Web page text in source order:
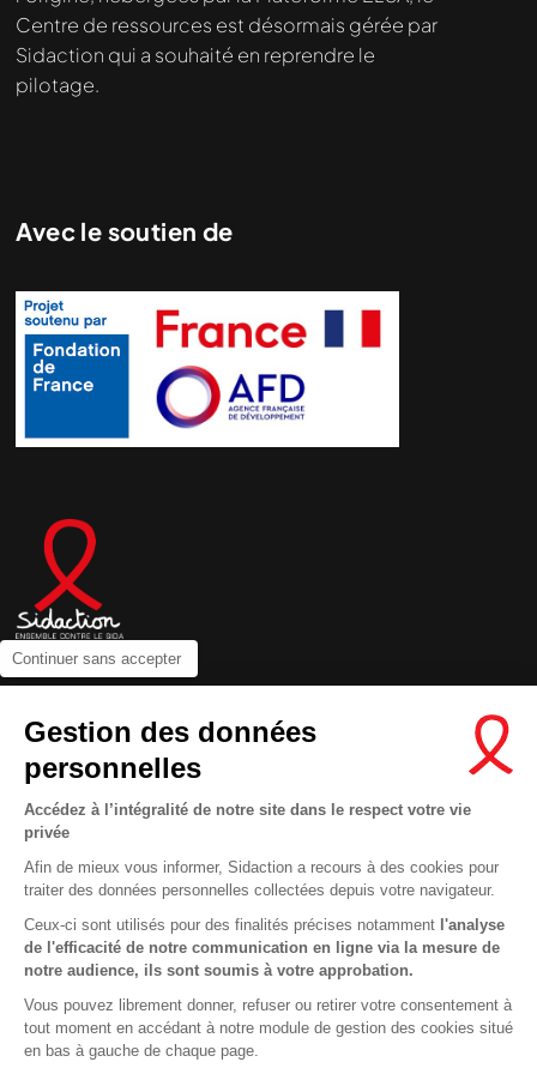
Continuer sans accepter
Gestion des données
personnelles
Accédez à l’intégralité de notre site dans le respect votre vie
privée
Afin de mieux vous informer, Sidaction a recours à des cookies pour
traiter des données personnelles collectées depuis votre navigateur.
Ceux-ci sont utilisés pour des finalités précises notamment l'analyse
de l'efficacité de notre communication en ligne via la mesure de
notre audience, ils sont soumis à votre approbation.
Vous pouvez librement donner, refuser ou retirer votre consentement à
tout moment en accédant à notre module de gestion des cookies situé
en bas à gauche de chaque page.
Centre de ressources est désormais gérée par
Sidaction qui a souhaité en reprendre le
pilotage.
Avec le soutien de
Newsletter
Nous suivre sur les réseaux :
MENTIONS LÉGALES
CONDITIONS D’UTILISATION ET PROTECTION DES DONNÉES
COOKIES
This site uses cookies and gives you control over what you want to
En savoir plus